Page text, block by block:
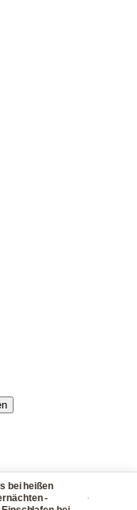
heißen
-